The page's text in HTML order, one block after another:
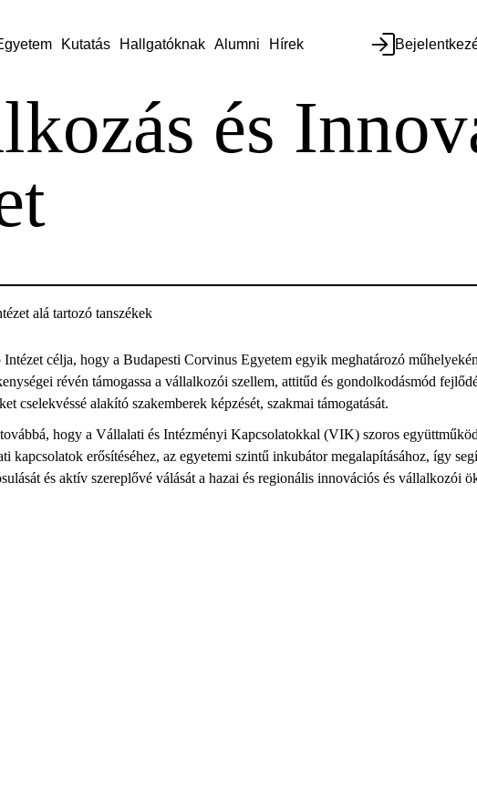
Kutatás Hallgatóknak Alumni Hírek
és
alá tartozó tanszékek
célja, hogy a Budapesti Corvinus Egyetem egyik meghatározó
révén támogassa a vállalkozói szellem, attitűd és gondolkodásmód
cselekvéssé alakító szakemberek képzését, szakmai támogatását.
hogy a Vállalati és Intézményi Kapcsolatokkal (VIK) szoros
kapcsolatok erősítéséhez, az egyetemi szintű inkubátor megalapításához, így
és aktív szereplővé válását a hazai és regionális innovációs és vállalkozói